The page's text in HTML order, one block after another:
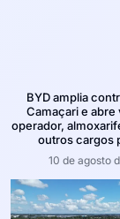
BYD amplia
Camaçari e abre
operador,
outros cargos
10 de agosto